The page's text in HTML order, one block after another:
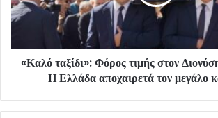
«Καλό ταξίδι»: Φόρος τιμής στον
Η Ελλάδα αποχαιρετά τον μεγάλο